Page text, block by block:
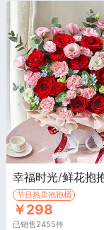
节日热卖抱抱桶
￥298
已销售2455件